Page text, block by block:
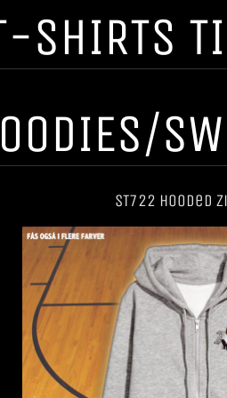
SHIRTS
ST722 Hooded